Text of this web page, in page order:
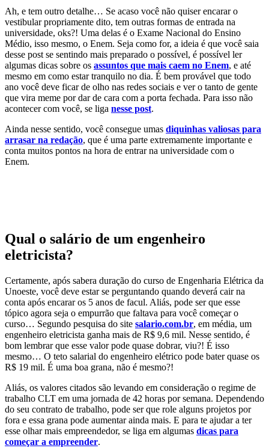
Ah, e tem outro detalhe… Se acaso você não quiser encarar o
vestibular propriamente dito, tem outras formas de entrada na
universidade, oks?! Uma delas é o Exame Nacional do Ensino
Médio, isso mesmo, o Enem. Seja como for, a ideia é que você saia
desse post se sentindo mais preparado o possível, é possível ler
algumas dicas sobre os assuntos que mais caem no Enem, e até
mesmo em como estar tranquilo no dia. É bem provável que todo
ano você deve ficar de olho nas redes sociais e ver o tanto de gente
que vira meme por dar de cara com a porta fechada. Para isso não
acontecer com você, se liga nesse post.
Ainda nesse sentido, você consegue umas diquinhas valiosas para
arrasar na redação, que é uma parte extremamente importante e
conta muitos pontos na hora de entrar na universidade com o
Enem.
Qual o salário de um engenheiro
eletricista?
Certamente, após sabera duração do curso de Engenharia Elétrica da
Unoeste, você deve estar se perguntando quando deverá cair na
conta após encarar os 5 anos de facul. Aliás, pode ser que esse
tópico agora seja o empurrão que faltava para você começar o
curso… Segundo pesquisa do site salario.com.br, em média, um
engenheiro eletricista ganha mais de R$ 9,6 mil. Nesse sentido, é
bom lembrar que esse valor pode quase dobrar, viu?! É isso
mesmo… O teto salarial do engenheiro elétrico pode bater quase os
R$ 19 mil. É uma boa grana, não é mesmo?!
Aliás, os valores citados são levando em consideração o regime de
trabalho CLT em uma jornada de 42 horas por semana. Dependendo
do seu contrato de trabalho, pode ser que role alguns projetos por
fora e essa grana pode aumentar ainda mais. E para te ajudar a ter
esse olhar mais empreendedor, se liga em algumas dicas para
começar a empreender.